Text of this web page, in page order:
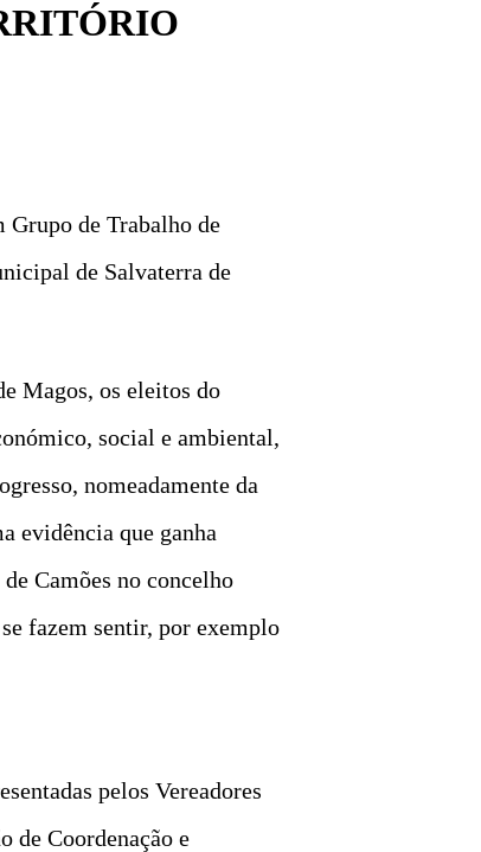
de Trabalho de
de Salvaterra de
Magos, os eleitos do
social e ambiental,
nomeadamente da
evidência que ganha
Camões no concelho
fazem sentir, por exemplo
pelos Vereadores
de Coordenação e